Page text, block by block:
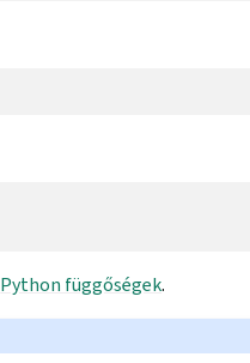
Python függőségek.